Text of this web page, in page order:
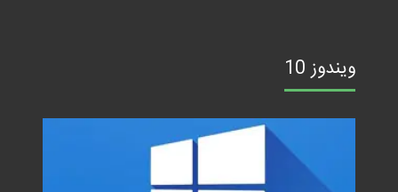
ویندوز 10